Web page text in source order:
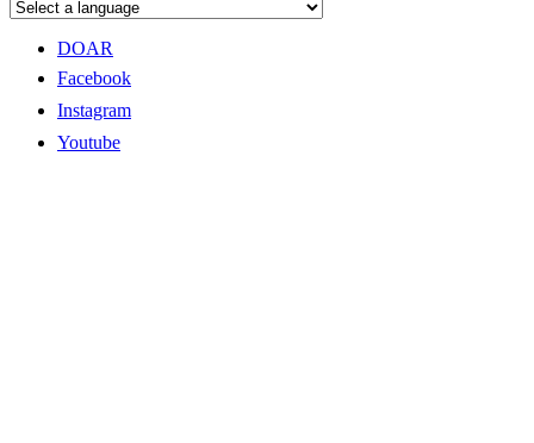
DOAR
Facebook
Instagram
Youtube